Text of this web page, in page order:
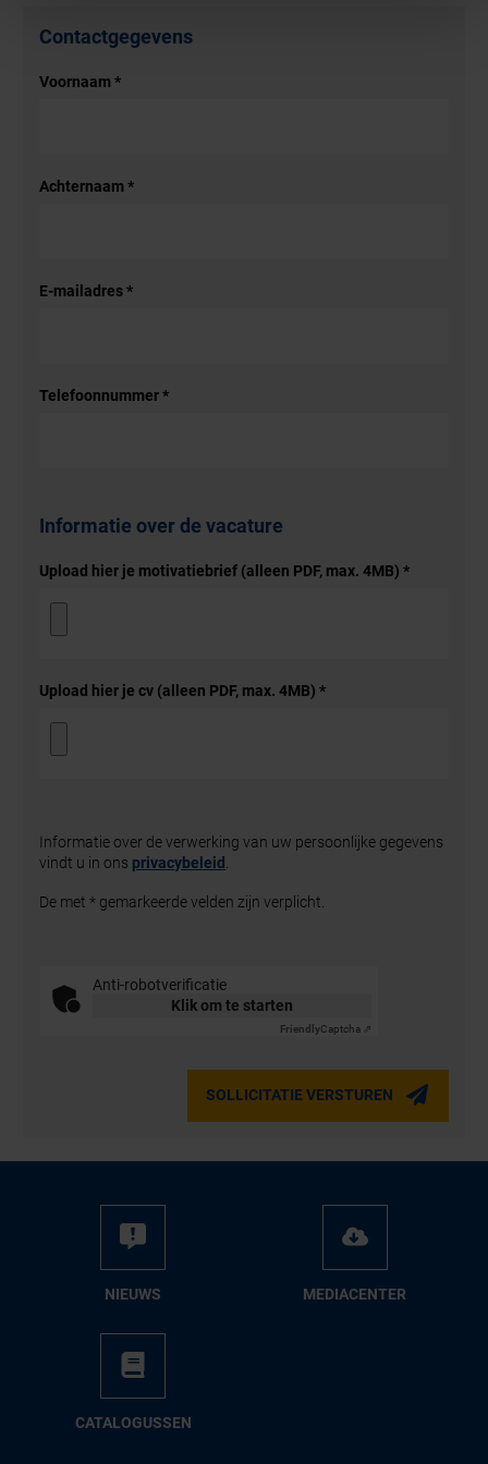
Contactgegevens
Voornaam*
Achternaam*
E-mailadres*
Telefoonnummer*
Informatie over de vacature
Upload hier je motivatiebrief (alleen PDF, max. 4MB)*
Upload hier je cv (alleen PDF, max. 4MB)*
Informatie over de verwerking van uw persoonlijke gegevens
vindt u in ons privacybeleid
De met * gemarkeerde velden zijn verplicht.
Anti-robotverificatie
Klik om te starten
FriendlyCaptcha ⇗
SOLLICITATIE VERSTUREN
NIEUWS ME­DIA­CEN­TER
CA­TA­LO­GUS­SEN